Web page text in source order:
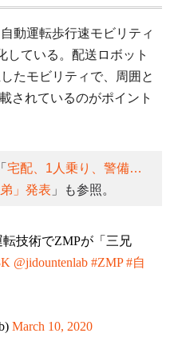
動運転歩行速モビリティ
している。配送ロボット
たモビリティで、周囲と
されているのがポイント
宅配、1人乗り、警備…
」発表 」も参照。
技術でZMPが「三兄
@jidountenlab #ZMP #自
March 10, 2020